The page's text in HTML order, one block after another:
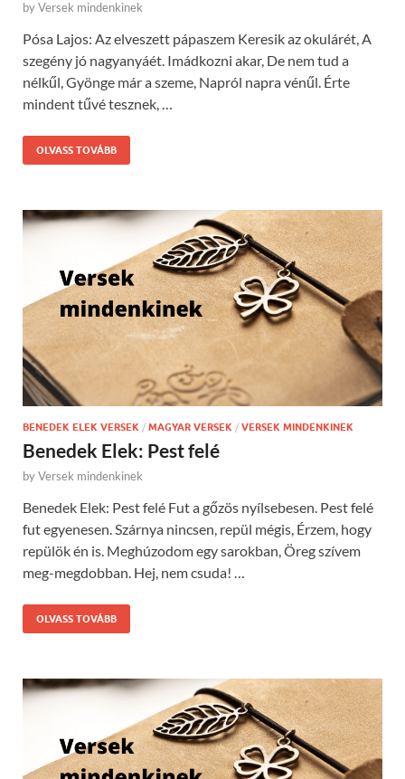
byVersek mindenkinek
Pósa Lajos: Az elveszett pápaszem Keresik az okulárét, A
szegény jó nagyanyáét. Imádkozni akar, De nem tud a
nélkűl, Gyönge már a szeme, Napról napra vénűl. Érte
mindent tűvé tesznek, …
OLVASS TOVÁBB
BENEDEK ELEK VERSEK / MAGYAR VERSEK / VERSEK MINDENKINEK
Benedek Elek: Pest felé
byVersek mindenkinek
Benedek Elek: Pest felé Fut a gőzös nyílsebesen. Pest felé
fut egyenesen. Szárnya nincsen, repül mégis, Érzem, hogy
repülök én is. Meghúzodom egy sarokban, Öreg szívem
meg-megdobban. Hej, nem csuda! …
OLVASS TOVÁBB